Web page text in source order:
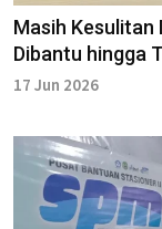
Masih Kesulitan
Dibantu hingga
17 Jun 2026